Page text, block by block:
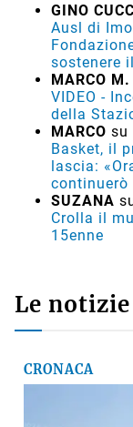
GINO
Ausl di
sostenere
MARCO M.
VIDEO -
della
MARCO su
Basket, il
lascia:
continuerò
SUZANA
Crolla il
15enne
Le
CRONACA